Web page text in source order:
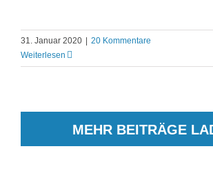
31. Januar 2020
20 Kommentare
Weiterlesen
MEHR BEITRÄGE